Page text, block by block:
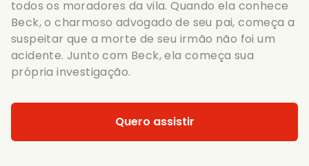
todos os moradores da vila. Quando ela conhece
Beck, o charmoso advogado de seu pai, começa a
suspeitar que a morte de seu irmão não foi um
acidente. Junto com Beck, ela começa sua
própria investigação.
Quero assistir